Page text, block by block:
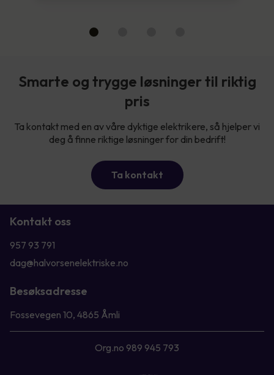
Smarte og trygge løsninger til riktig
pris
Ta kontakt med en av våre dyktige elektrikere, så hjelper vi
deg å finne riktige løsninger for din bedrift!
Ta kontakt
Kontakt oss
957 93 791
dag@halvorsenelektriske.no
Besøksadresse
Fossevegen 10, 4865 Åmli
Org.no 989 945 793